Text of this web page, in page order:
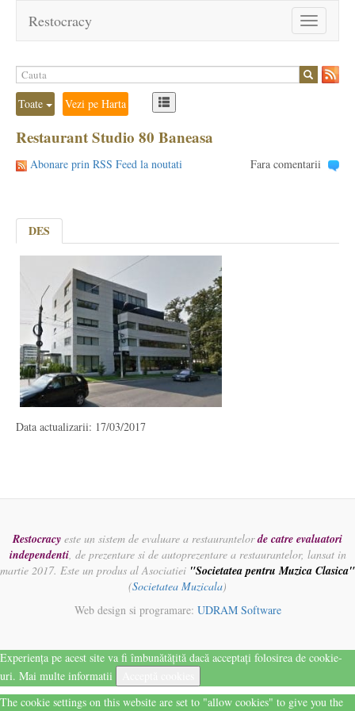
Toggle
navigation
Restocracy
Toate Vezi pe Harta
Restaurant Studio 80 Baneasa
Abonare prin RSS Feed la noutati Fara comentarii
DES
Data actualizarii: 17/03/2017
Restocracy este un sistem de evaluare a restaurantelorde catre evaluatori
independenti, de prezentare si de autoprezentare a restaurantelor, lansat in
martie 2017. Este un produs al Asociatiei "Societatea pentru Muzica Clasica"
(Societatea Muzicala)
Web design si programare: UDRAM Software
Experiența pe acest site va fi îmbunătățită dacă acceptați folosirea de cookie-
uri. Mai multe informatii
The cookie settings on this website are set to "allow cookies" to give you the